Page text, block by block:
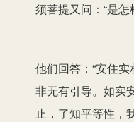
须菩提又问：“是怎
他们回答：“安住
非无有引导。如实
止，了知平等性，